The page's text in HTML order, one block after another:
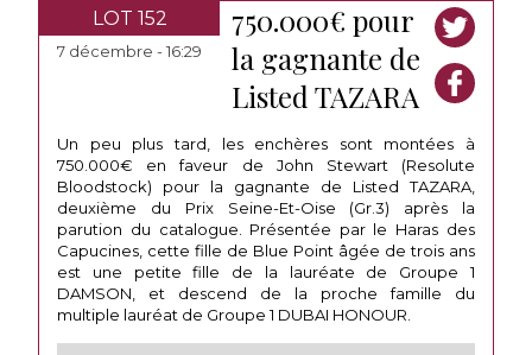
LOT 152
7 décembre - 16:29
750.000€ pour
la gagnante de
Listed TAZARA
Un peu plus tard, les enchères sont montées à
750.000€ en faveur de John Stewart (Resolute
Bloodstock) pour la gagnante de Listed TAZARA,
deuxième du Prix Seine-Et-Oise (Gr.3) après la
parution du catalogue. Présentée par le Haras des
Capucines, cette fille de Blue Point âgée de trois ans
est une petite fille de la lauréate de Groupe 1
DAMSON, et descend de la proche famille du
multiple lauréat de Groupe 1 DUBAI HONOUR.